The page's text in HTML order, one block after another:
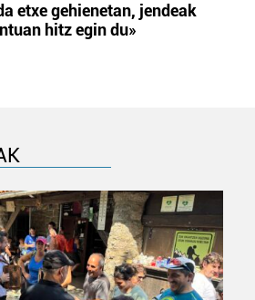
etxe gehienetan, jendeak
hitz egin du»